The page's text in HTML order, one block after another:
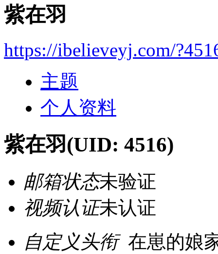
紫在羽
https://ibelieveyj.com/
主题
个人资料
紫在羽(UID: 4516)
邮箱状态未验证
视频认证未认证
自定义头衔 在崽的娘